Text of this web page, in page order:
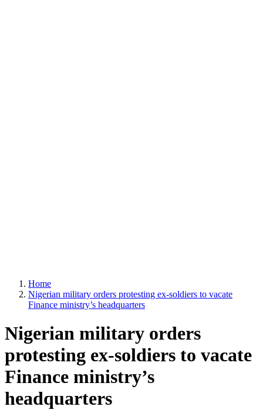
Home
Nigerian military orders protesting ex-soldiers to vacate
Finance ministry’s headquarters
Nigerian military orders
protesting ex-soldiers to vacate
Finance ministry’s
headquarters